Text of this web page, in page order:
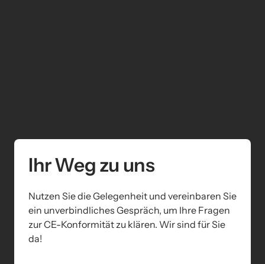
Ihr Weg zu uns
Nutzen Sie die Gelegenheit und vereinbaren Sie
ein unverbindliches Gespräch, um Ihre Fragen
zur CE-Konformität zu klären. Wir sind für Sie
da!